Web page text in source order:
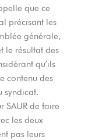
que ce
précisant les
générale,
le résultat des
qu’ils
contenu des
syndicat.
SAUR de faire
les deux
pas leurs